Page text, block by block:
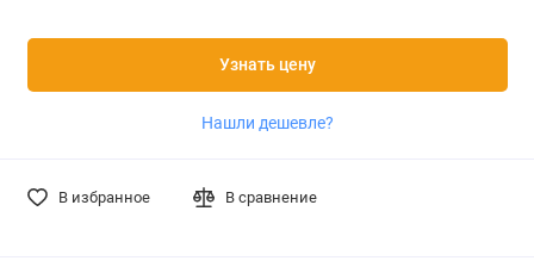
Узнать цену
Нашли дешевле?
В избранное В сравнение